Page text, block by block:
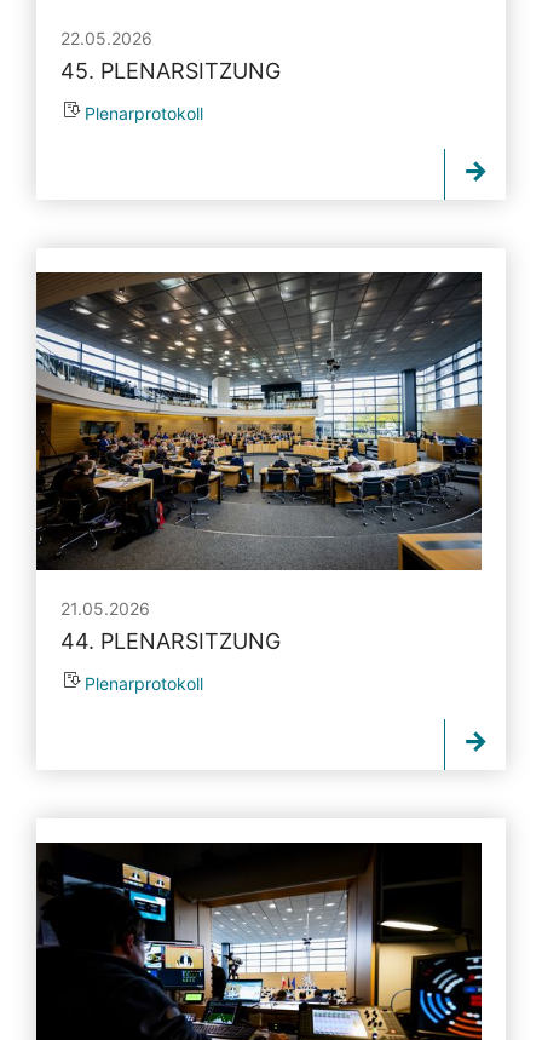
22.05.2026
45. PLENARSITZUNG
Plenarprotokoll
21.05.2026
44. PLENARSITZUNG
Plenarprotokoll